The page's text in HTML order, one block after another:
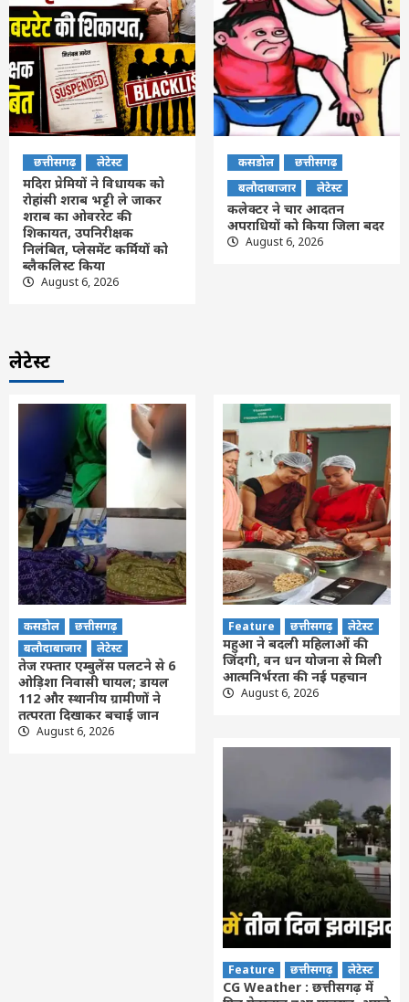
छत्तीसगढ़ लेटेस्ट
मदिरा प्रेमियों ने विधायक को
रोहांसी शराब भट्टी ले जाकर
शराब का ओवररेट की
शिकायत, उपनिरीक्षक
निलंबित, प्लेसमेंट कर्मियों को
ब्लैकलिस्ट किया
August 6, 2026
कसडोल
छत्तीसगढ़
बलौदाबाजार
लेटेस्ट
कलेक्टर ने चार आदतन
अपराधियों को किया जिला बदर
August 6, 2026
लेटेस्ट
कसडोल
छत्तीसगढ़
बलौदाबाजार
लेटेस्ट
तेज रफ्तार एम्बुलेंस पलटने से 6
ओड़िशा निवासी घायल; डायल
112 और स्थानीय ग्रामीणों ने
तत्परता दिखाकर बचाई जान
August 6, 2026
Feature छत्तीसगढ़ लेटेस्ट
महुआ ने बदली महिलाओं की
जिंदगी, वन धन योजना से मिली
आत्मनिर्भरता की नई पहचान
August 6, 2026
Feature छत्तीसगढ़ लेटेस्ट
CG Weather : छत्तीसगढ़ में